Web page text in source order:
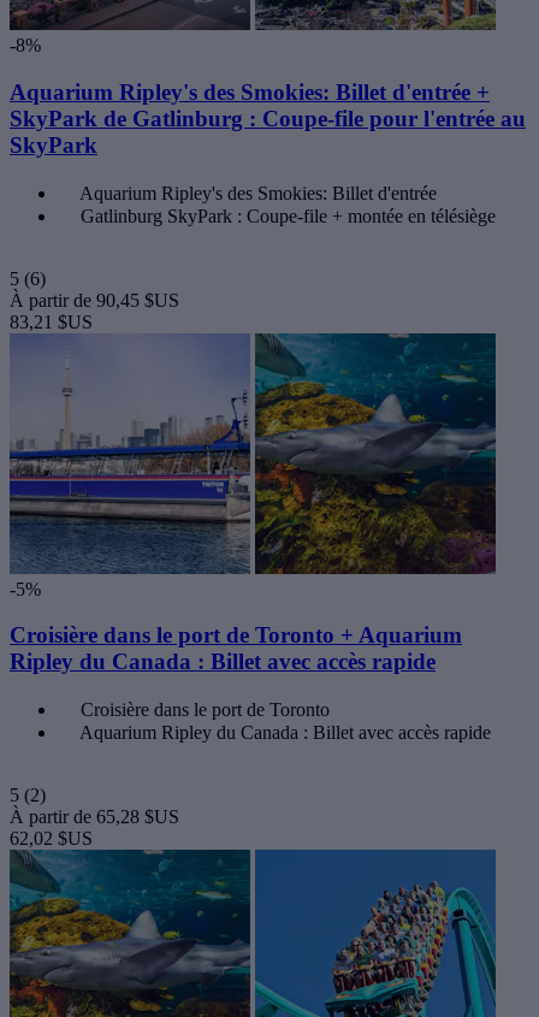
-8%
Aquarium Ripley's des Smokies: Billet d'entrée +
SkyPark de Gatlinburg : Coupe-file pour l'entrée au
SkyPark
Aquarium Ripley's des Smokies: Billet d'entrée
Gatlinburg SkyPark : Coupe-file + montée en télésiège
5 (6)
À partir de 90,45 $US
83,21 $US
-5%
Croisière dans le port de Toronto + Aquarium
Ripley du Canada : Billet avec accès rapide
Croisière dans le port de Toronto
Aquarium Ripley du Canada : Billet avec accès rapide
5 (2)
À partir de 65,28 $US
62,02 $US